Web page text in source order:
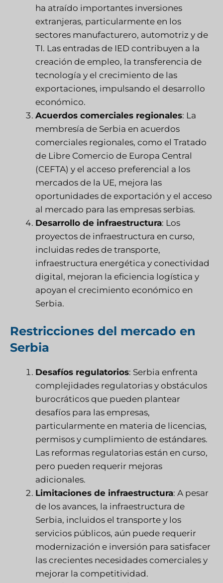
ha atraído importantes inversiones
extranjeras, particularmente en los
sectores manufacturero, automotriz y de
TI. Las entradas de IED contribuyen a la
creación de empleo, la transferencia de
tecnología y el crecimiento de las
exportaciones, impulsando el desarrollo
económico.
Acuerdos comerciales regionales: La
membresía de Serbia en acuerdos
comerciales regionales, como el Tratado
de Libre Comercio de Europa Central
(CEFTA) y el acceso preferencial a los
mercados de la UE, mejora las
oportunidades de exportación y el acceso
al mercado para las empresas serbias.
Desarrollo de infraestructura: Los
proyectos de infraestructura en curso,
incluidas redes de transporte,
infraestructura energética y conectividad
digital, mejoran la eficiencia logística y
apoyan el crecimiento económico en
Serbia.
Restricciones del mercado en
Serbia
Desafíos regulatorios: Serbia enfrenta
complejidades regulatorias y obstáculos
burocráticos que pueden plantear
desafíos para las empresas,
particularmente en materia de licencias,
permisos y cumplimiento de estándares.
Las reformas regulatorias están en curso,
pero pueden requerir mejoras
adicionales.
Limitaciones de infraestructura: A pesar
de los avances, la infraestructura de
Serbia, incluidos el transporte y los
servicios públicos, aún puede requerir
modernización e inversión para satisfacer
las crecientes necesidades comerciales y
mejorar la competitividad.